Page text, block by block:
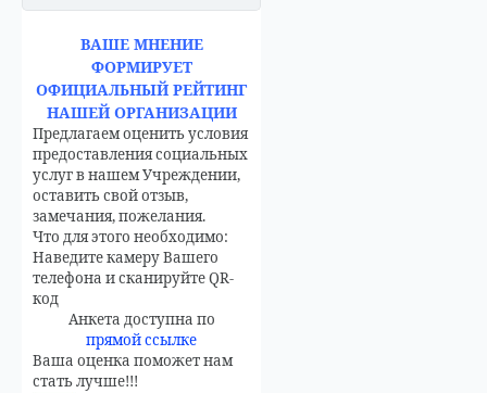
ВАШЕ МНЕНИЕ
ФОРМИРУЕТ
ОФИЦИАЛЬНЫЙ РЕЙТИНГ
НАШЕЙ ОРГАНИЗАЦИИ
Предлагаем оценить условия
предоставления социальных
услуг в нашем Учреждении,
оставить свой отзыв,
замечания, пожелания.
Что для этого необходимо:
Наведите камеру Вашего
телефона и сканируйте QR-
код
Анкета доступна по
прямой ссылке
Ваша оценка поможет нам
стать лучше!!!